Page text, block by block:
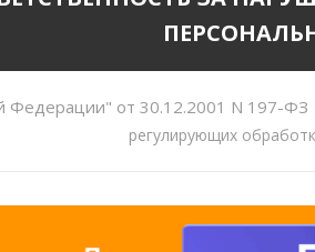
Федерации" от 30.12.2001 N 197-ФЗ
регулирующих